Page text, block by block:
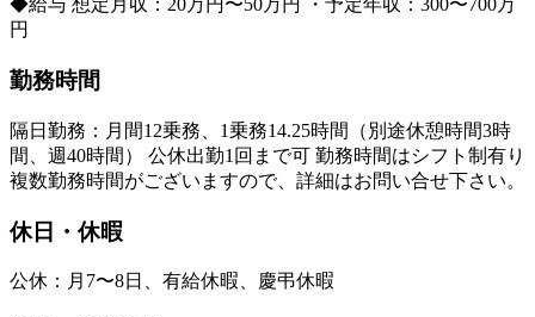
◆給与 想定月収：20万円〜50万円 ・予定年収：300〜700万
円
勤務時間
隔日勤務：月間12乗務、1乗務14.25時間（別途休憩時間3時
間、週40時間） 公休出勤1回まで可 勤務時間はシフト制有り
複数勤務時間がございますので、詳細はお問い合せ下さい。
休日・休暇
公休：月7〜8日、有給休暇、慶弔休暇